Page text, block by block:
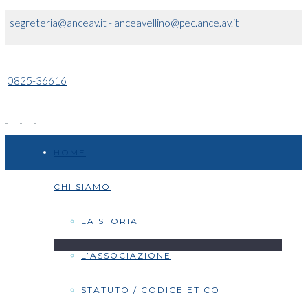
segreteria@anceav.it- anceavellino@pec.ance.av.it
0825-36616
CHI SIAMO
LA STORIA
L’ASSOCIAZIONE
STATUTO / CODICE ETICO